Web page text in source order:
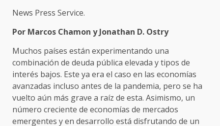
News Press Service.
Por Marcos Chamon y Jonathan D. Ostry
Muchos países están experimentando una
combinación de deuda pública elevada y tipos de
interés bajos. Este ya era el caso en las economías
avanzadas incluso antes de la pandemia, pero se ha
vuelto aún más grave a raíz de esta. Asimismo, un
número creciente de economías de mercados
emergentes y en desarrollo está disfrutando de un